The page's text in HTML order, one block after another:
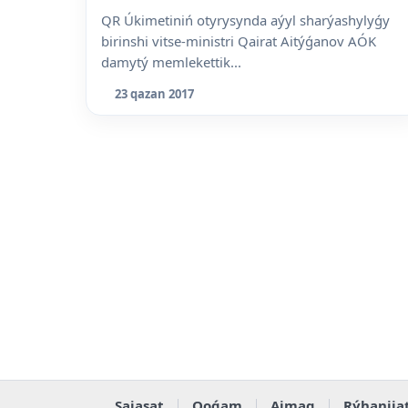
QR Úkimetiniń otyrysynda aýyl sharýashylyǵy
birinshi vitse-ministri Qairat Aitýǵanov AÓK
damytý memlekettik...
23 qazan 2017